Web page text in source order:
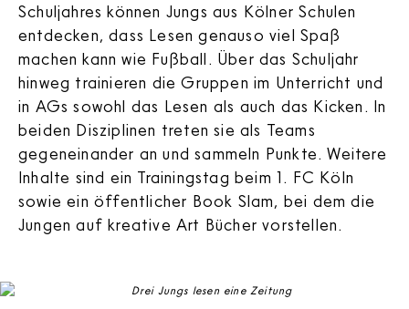
Schuljahres können Jungs aus Kölner Schulen
entdecken, dass Lesen genauso viel Spaß
machen kann wie Fußball. Über das Schuljahr
hinweg trainieren die Gruppen im Unterricht und
in AGs sowohl das Lesen als auch das Kicken. In
beiden Disziplinen treten sie als Teams
gegeneinander an und sammeln Punkte. Weitere
Inhalte sind ein Trainingstag beim 1. FC Köln
sowie ein öffentlicher Book Slam, bei dem die
Jungen auf kreative Art Bücher vorstellen.
Urkundenverleihung 2019 beim VfB Stuttgart
Urkundenverleihung 2019 beim SC Freiburg
Leseeinheiten beim Camp 2018 in Stuttgart
Kick- und Leseeinheiten beim Camp 2018 in Freiburg